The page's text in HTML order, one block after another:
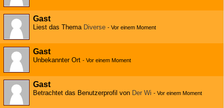
Gast
Liest das Thema Diverse - Vor einem Moment
Gast
Unbekannter Ort - Vor einem Moment
Gast
Betrachtet das Benutzerprofil von Der Wi - Vor einem Moment